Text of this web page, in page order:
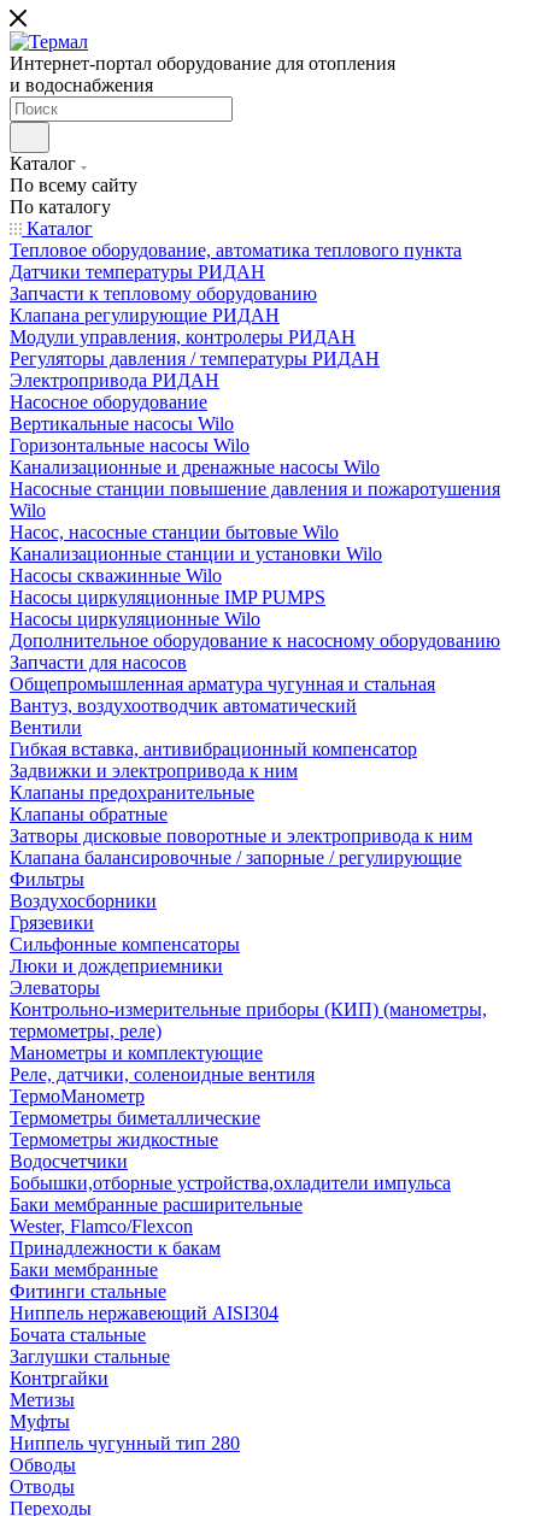
Интернет-портал оборудование для отопления
и водоснабжения
Каталог
По всему сайту
По каталогу
Каталог
Тепловое оборудование, автоматика теплового пункта
Датчики температуры РИДАН
Запчасти к тепловому оборудованию
Клапана регулирующие РИДАН
Модули управления, контролеры РИДАН
Регуляторы давления / температуры РИДАН
Электропривода РИДАН
Насосное оборудование
Вертикальные насосы Wilo
Горизонтальные насосы Wilo
Канализационные и дренажные насосы Wilo
Насосные станции повышение давления и пожаротушения
Wilo
Насос, насосные станции бытовые Wilo
Канализационные станции и установки Wilo
Насосы скважинные Wilo
Насосы циркуляционные IMP PUMPS
Насосы циркуляционные Wilo
Дополнительное оборудование к насосному оборудованию
Запчасти для насосов
Общепромышленная арматура чугунная и стальная
Вантуз, воздухоотводчик автоматический
Вентили
Гибкая вставка, антивибрационный компенсатор
Задвижки и электропривода к ним
Клапаны предохранительные
Клапаны обратные
Затворы дисковые поворотные и электропривода к ним
Клапана балансировочные / запорные / регулирующие
Фильтры
Воздухосборники
Грязевики
Сильфонные компенсаторы
Люки и дождеприемники
Элеваторы
Контрольно-измерительные приборы (КИП) (манометры,
термометры, реле)
Манометры и комплектующие
Реле, датчики, соленоидные вентиля
ТермоМанометр
Термометры биметаллические
Термометры жидкостные
Водосчетчики
Бобышки,отборные устройства,охладители импульса
Баки мембранные расширительные
Wester, Flamco/Flexcon
Принадлежности к бакам
Баки мембранные
Фитинги стальные
Ниппель нержавеющий AISI304
Бочата стальные
Заглушки стальные
Контргайки
Метизы
Муфты
Ниппель чугунный тип 280
Обводы
Отводы
Переходы